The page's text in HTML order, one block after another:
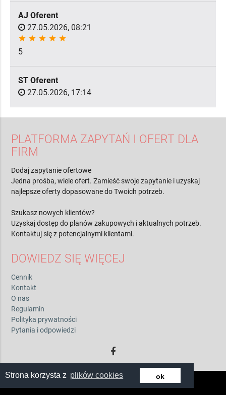
Strona korzysta z plików cookies ok
AJ Oferent
27.05.2026, 08:21
star star star star star
5
ST Oferent
27.05.2026, 17:14
PLATFORMA ZAPYTAŃ I OFERT DLA
FIRM
Dodaj zapytanie ofertowe
Jedna prośba, wiele ofert. Zamieść swoje zapytanie i uzyskaj
najlepsze oferty dopasowane do Twoich potrzeb.
Szukasz nowych klientów?
Uzyskaj dostęp do planów zakupowych i aktualnych potrzeb.
Kontaktuj się z potencjalnymi klientami.
DOWIEDZ SIĘ WIĘCEJ
Cennik
Kontakt
O nas
Regulamin
Polityka prywatności
Pytania i odpowiedzi